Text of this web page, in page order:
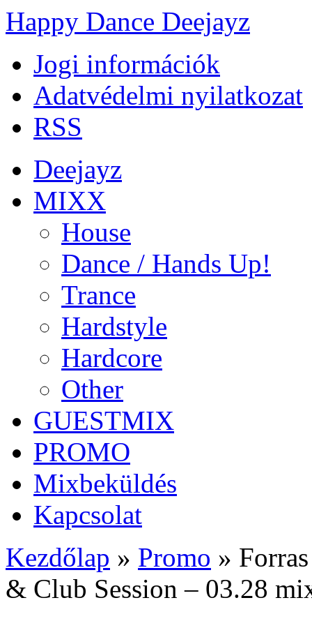
Happy Dance Deejayz
Jogi információk
Adatvédelmi nyilatkozat
RSS
Deejayz
MIXX
House
Dance / Hands Up!
Trance
Hardstyle
Hardcore
Other
GUESTMIX
PROMO
Mixbeküldés
Kapcsolat
Kezdőlap » Promo »
& Club Session – 03.28